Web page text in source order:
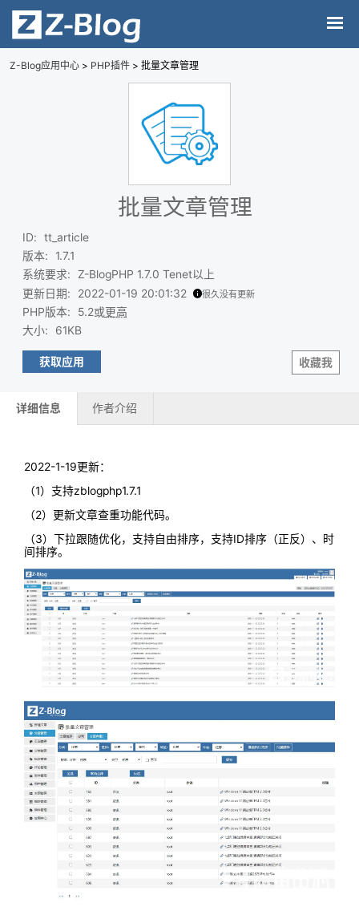
Z-Blog应用中心 > PHP插件 > 批量文章管理
批量文章管理
ID:
tt_article
版本:
1.7.1
系统要求:
Z-BlogPHP 1.7.0 Tenet以上
更新日期: 2022-01-19 20:01:32 很久没有更新
PHP版本: 5.2或更高
大小: 61KB
收藏我
获取应用
详细信息 作者介绍
2022-1-19更新：
（1）支持zblogphp1.7.1
（2）更新文章查重功能代码。
（3）下拉跟随优化，支持自由排序，支持ID排序（正反）、时
间排序。